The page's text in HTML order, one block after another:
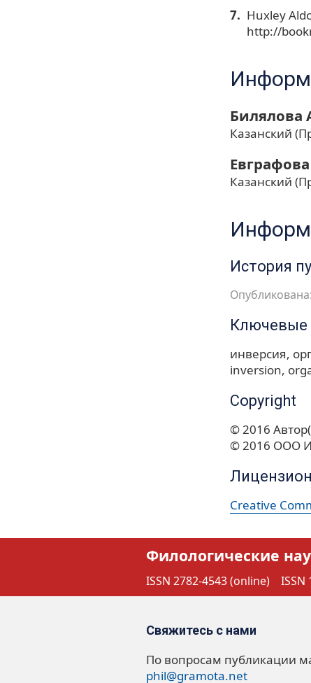
Huxley
http://
Билялова
Казанский
Казанский
История
Ключевые
инверсия
inversion
Copyright
© 2016
© 2016 ООО
Creative
Филологические
ISSN 2782-4543 (online) ISSN
Свяжитесь с нами
По вопросам публикации
phil@gramota.net